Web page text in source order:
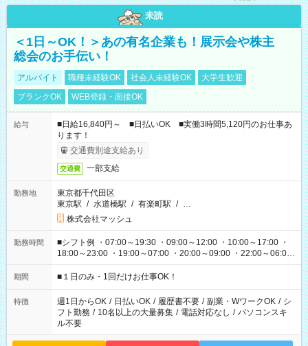
未読
＜1日～OK！＞あの有名企業も！展示会や株主
総会のお手伝い！
アルバイト 職種未経験OK 社会人未経験OK
大学生歓迎
ブランクOK
WEB登録・面接OK
給与
■日給16,840円～ ■日払いOK ■実働3時間5,120円のお仕事あ
ります！
交通費別途支給あり
交通費 一部支給
勤務地
東京都千代田区
東京駅 / 水道橋駅 / 有楽町駅 / …
株式会社マッシュ
勤務時間
■シフト例 ・07:00～19:30 ・09:00～12:00 ・10:00～17:00 ・
18:00～23:00 ・19:00～07:00 ・20:00～09:00 ・22:00～06:00
etc ★最短で3時間で5,120円のお仕事から 15時間で2万円近く稼
げるお仕事も！ ご希望のお時間に合わせてご紹介！ ※シフトは
ください！
期間 ■１日のみ・1回だけお仕事OK！
特徴 週1日からOK / 日払いOK / 履歴書不要 / 副業・WワークOK / シ
フト勤務 / 10名以上の大量募集 / 電話対応なし / パソコンスキ
ル不要